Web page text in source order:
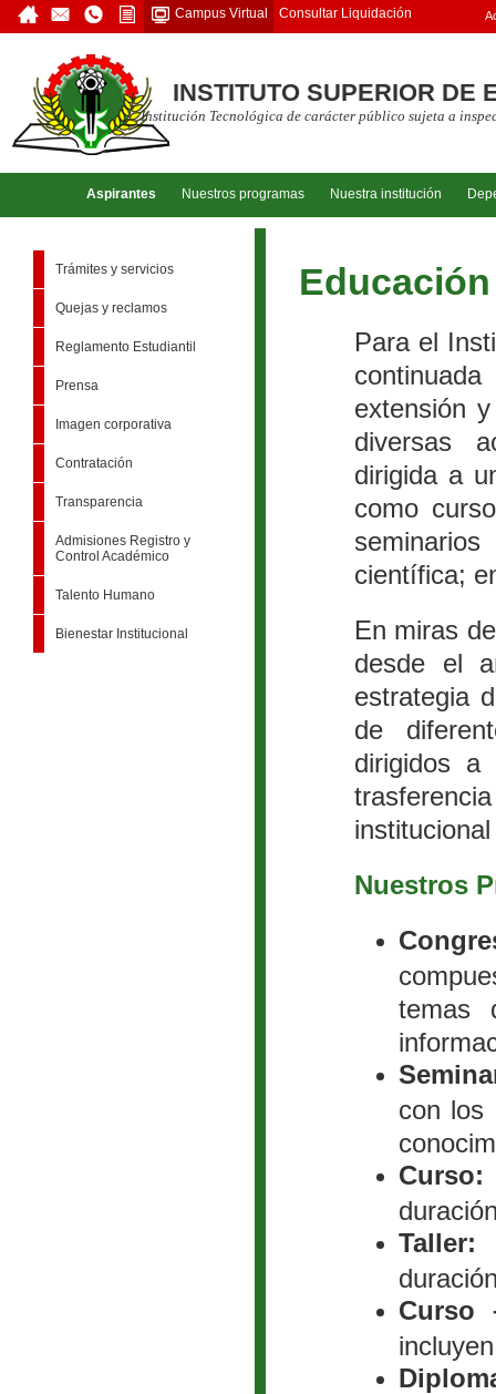
Campus Virtual Consultar Liquidación
INSTITUTO SUPERIOR DE
Institución Tecnológica de carácter público sujeta a
Aspirantes Nuestros programas Nuestra institución
Trámites y servicios
Quejas y reclamos
Reglamento Estudiantil
Prensa
Imagen corporativa
Contratación
Transparencia
Admisiones Registro y
Control Académico
Talento Humano
Bienestar Institucional
Para el
extensión
diversas
dirigida a
como
científica;
En miras
desde el
estrategia
de
dirigidos a
Nuestros
temas
con los
Curso:
Taller:
Curso